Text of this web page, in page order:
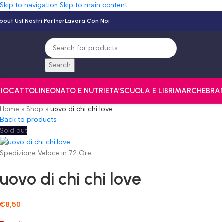
Skip to navigation Skip to main content
UsI Nostri PartnerLavora Con Noi
Search
NEONATO E NUTRIETA’SCUOLA E LIBRIMARCHE
Home » Shop » uovo di chi chi love
Back to products
Sold out
Spedizione Veloce in 72 Ore
uovo di chi chi love
€8,50